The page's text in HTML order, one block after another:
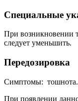
Специальные
При возникновении
следует уменьшить.
Передозировка
Симптомы: тошнота.
При появлении